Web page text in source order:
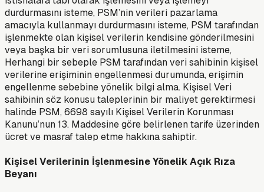
durdurmasını isteme, PSM’nin verileri pazarlama
amacıyla kullanmayı durdurmasını isteme, PSM tarafından
işlenmekte olan kişisel verilerin kendisine gönderilmesini
veya başka bir veri sorumlusuna iletilmesini isteme,
Herhangi bir sebeple PSM tarafından veri sahibinin kişisel
verilerine erişiminin engellenmesi durumunda, erişimin
engellenme sebebine yönelik bilgi alma. Kişisel Veri
sahibinin söz konusu taleplerinin bir maliyet gerektirmesi
halinde PSM, 6698 sayılı Kişisel Verilerin Korunması
Kanunu’nun 13. Maddesine göre belirlenen tarife üzerinden
ücret ve masraf talep etme hakkına sahiptir.
Kişisel Verilerinin İşlenmesine Yönelik Açık Rıza
Beyanı